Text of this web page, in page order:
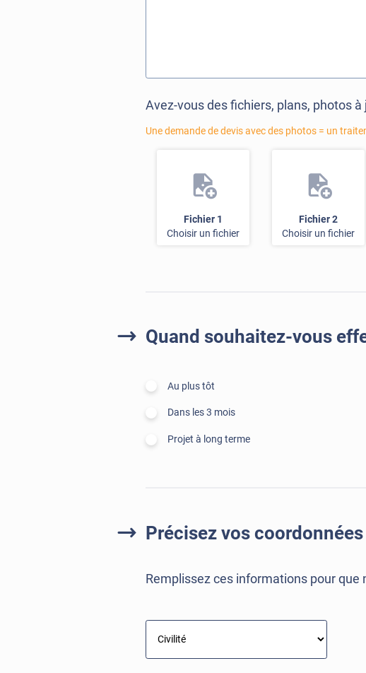
Avez-vous des fichiers, plans, photos à
Une demande de devis avec des photos = un
Fichier 1
Choisir un fichier
Fichier 2
Choisir un fichier
Quand souhaitez-vous
Au plus tôt
Dans les 3 mois
Projet à long terme
Précisez vos coordonnées
Remplissez ces informations pour